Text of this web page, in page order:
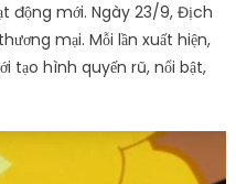
động mới. Ngày 23/9, Địch
mại. Mỗi lần xuất hiện,
tạo hình quyến rũ, nổi bật,